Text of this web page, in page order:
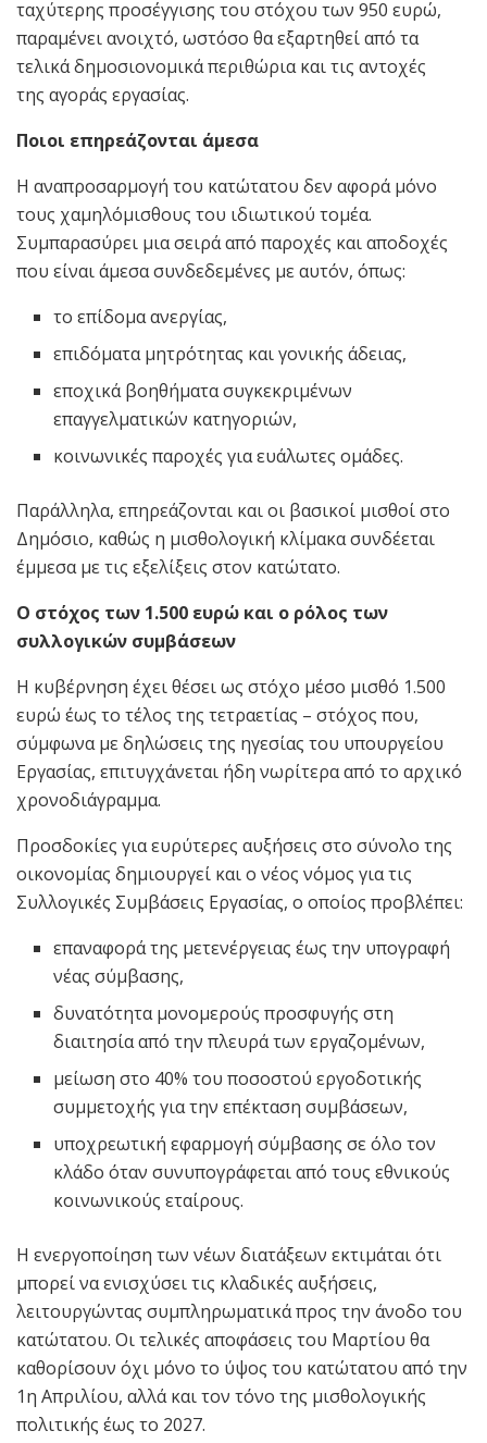
ταχύτερης προσέγγισης του στόχου των 950 ευρώ,
παραμένει ανοιχτό, ωστόσο θα εξαρτηθεί από τα
τελικά δημοσιονομικά περιθώρια και τις αντοχές
της αγοράς εργασίας.
Ποιοι επηρεάζονται άμεσα
Η αναπροσαρμογή του κατώτατου δεν αφορά μόνο
τους χαμηλόμισθους του ιδιωτικού τομέα.
Συμπαρασύρει μια σειρά από παροχές και αποδοχές
που είναι άμεσα συνδεδεμένες με αυτόν, όπως:
το επίδομα ανεργίας,
επιδόματα μητρότητας και γονικής άδειας,
εποχικά βοηθήματα συγκεκριμένων
επαγγελματικών κατηγοριών,
κοινωνικές παροχές για ευάλωτες ομάδες.
Παράλληλα, επηρεάζονται και οι βασικοί μισθοί στο
Δημόσιο, καθώς η μισθολογική κλίμακα συνδέεται
έμμεσα με τις εξελίξεις στον κατώτατο.
Ο στόχος των 1.500 ευρώ και ο ρόλος των
συλλογικών συμβάσεων
Η κυβέρνηση έχει θέσει ως στόχο μέσο μισθό 1.500
ευρώ έως το τέλος της τετραετίας – στόχος που,
σύμφωνα με δηλώσεις της ηγεσίας του υπουργείου
Εργασίας, επιτυγχάνεται ήδη νωρίτερα από το αρχικό
χρονοδιάγραμμα.
Προσδοκίες για ευρύτερες αυξήσεις στο σύνολο της
οικονομίας δημιουργεί και ο νέος νόμος για τις
Συλλογικές Συμβάσεις Εργασίας, ο οποίος προβλέπει:
επαναφορά της μετενέργειας έως την υπογραφή
νέας σύμβασης,
δυνατότητα μονομερούς προσφυγής στη
διαιτησία από την πλευρά των εργαζομένων,
μείωση στο 40% του ποσοστού εργοδοτικής
συμμετοχής για την επέκταση συμβάσεων,
υποχρεωτική εφαρμογή σύμβασης σε όλο τον
κλάδο όταν συνυπογράφεται από τους εθνικούς
κοινωνικούς εταίρους.
Η ενεργοποίηση των νέων διατάξεων εκτιμάται ότι
μπορεί να ενισχύσει τις κλαδικές αυξήσεις,
λειτουργώντας συμπληρωματικά προς την άνοδο του
κατώτατου. Οι τελικές αποφάσεις του Μαρτίου θα
καθορίσουν όχι μόνο το ύψος του κατώτατου από την
1η Απριλίου, αλλά και τον τόνο της μισθολογικής
πολιτικής έως το 2027.